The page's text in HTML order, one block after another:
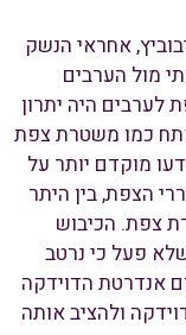
אחראי הנשק
מול הערבים
היה יתרון
כמו משטרת צפת
מוקדם יותר על
הצפת, בין היתר
צפת. הכיבוש
פעל כי נרטב
אנדרטת הדוידקה
ולהציב אותה